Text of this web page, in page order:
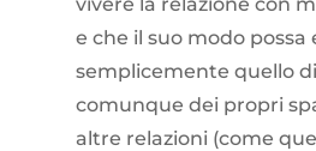
e che il suo modo possa
semplicemente quello
comunque dei propri
altre relazioni (come